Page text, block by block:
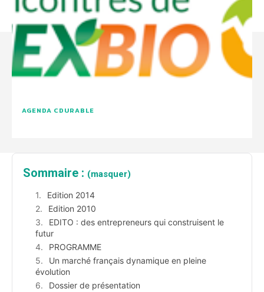
AGENDA CDURABLE
Sommaire : (masquer)
Edition 2014
Edition 2010
EDITO : des entrepreneurs qui construisent le
futur
PROGRAMME
Un marché français dynamique en pleine
évolution
Dossier de présentation